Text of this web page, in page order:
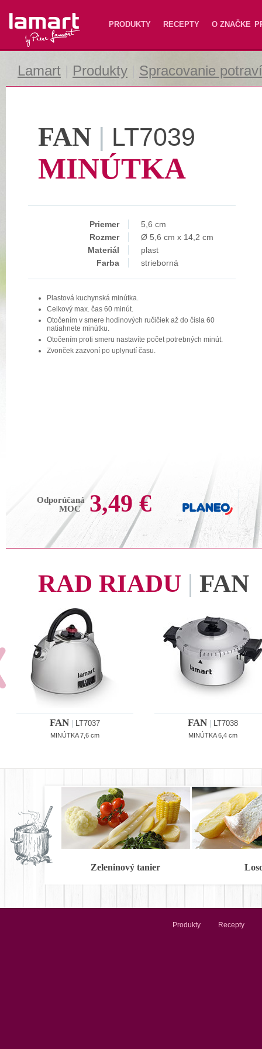
Lamart PRODUKTY RECEPTY O ZNAČKE
Lamart Produkty Spracovanie
FAN | LT7039
MINÚTKA
Priemer
5,6 cm
Rozmer
Ø 5,6 cm x 14,2 cm
Materiál
plast
Farba
strieborná
Plastová kuchynská minútka.
Celkový max. čas 60 minút.
Otočením v smere hodinových ručičiek až do čísla 60
natiahnete minútku.
Otočením proti smeru nastavíte počet potrebných minút.
Zvonček zazvoní po uplynutí času.
Odporúčaná
MOC
3,49 €
RAD RIADU | FAN
FAN LT7037
MINÚTKA 7,6 cm
FAN LT7038
MINÚTKA 6,4 cm
Zeleninový tanier
Produkty Recepty